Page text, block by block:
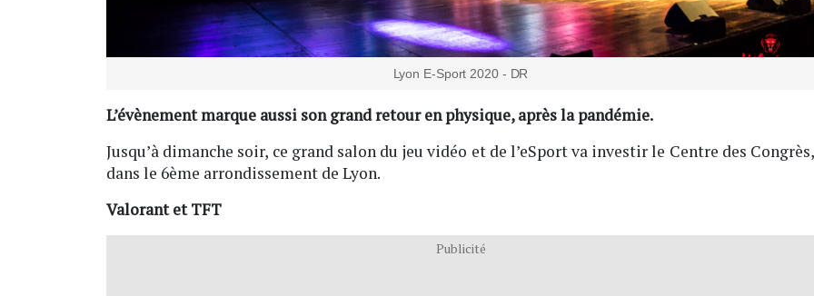
Lyon E-Sport 2020 - DR
L’évènement marque aussi son grand retour en physique, après la pandémie.
Jusqu’à dimanche soir, ce grand salon du jeu vidéo et de l’eSport va investir le Centre des Congrès,
dans le 6ème arrondissement de Lyon.
Valorant et TFT
Publicité